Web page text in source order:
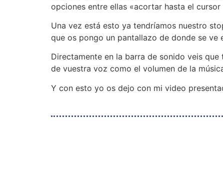
opciones entre ellas «acortar hasta el
Una vez está esto ya tendríamos nuestro
que os pongo un pantallazo de donde se ve
Directamente en la barra de sonido veis
de vuestra voz como el volumen de la
Y con esto yo os dejo con mi video